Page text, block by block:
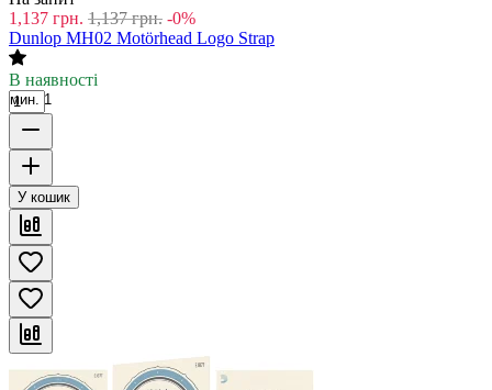
1,137 грн. 1,137 грн. -0%
Dunlop MH02 Motörhead Logo Strap
В наявності
мин. 1
У кошик